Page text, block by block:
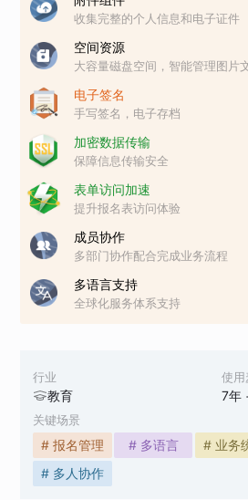
行业
教育
使用
7年
关键场景
# 报名管理 # 多语言 # 业务
# 多人协作
收集完整的个人信息和电子证件
空间资源
大容量磁盘空间，智能管理图片
电子签名
手写签名，电子存档
加密数据传输
保障信息传输安全
表单访问加速
提升报名表访问体验
成员协作
多部门协作配合完成业务流程
多语言支持
全球化服务体系支持